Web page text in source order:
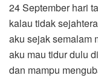
24 September hari
kalau tidak
aku sejak semalam
aku mau tidur dulu
dan mampu